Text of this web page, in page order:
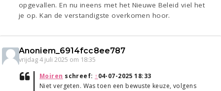
opgevallen. En nu ineens met het Nieuwe Beleid viel het
je op. Kan de verstandigste overkomen hoor.
Anoniem_6914fcc8ee787
vrijdag 4 juli 2025 om 18:35
Moiren schreef: ↑04-07-2025 18:33
Niet vergeten. Was toen een bewuste keuze, volgens